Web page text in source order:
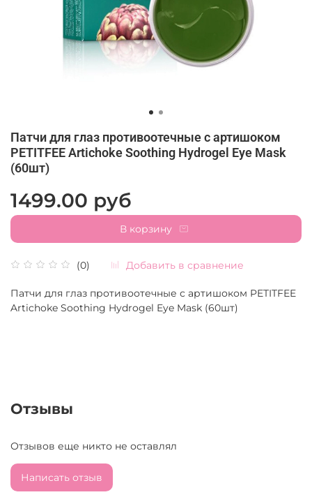
Патчи для глаз противоотечные с артишоком
PETITFEE Artichoke Soothing Hydrogel Eye Mask
(60шт)
(0) Добавить в сравнение
1499.00 руб
В корзину
Патчи для глаз противоотечные с артишоком PETITFEE
Artichoke Soothing Hydrogel Eye Mask (60шт)
Отзывы
Отзывов еще никто не оставлял
Написать отзыв